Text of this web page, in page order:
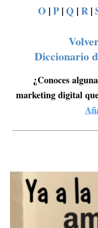
O | P| Q | R|
Diccionario
¿Conoces
marketing digital